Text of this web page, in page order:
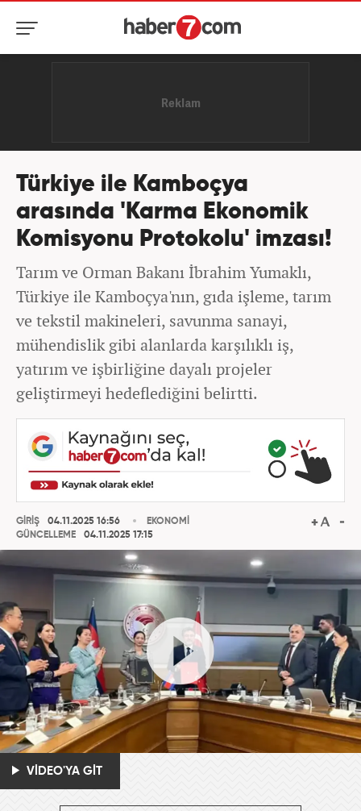
Türkiye ile Kamboçya
arasında 'Karma Ekonomik
Komisyonu Protokolu' imzası!
Tarım ve Orman Bakanı İbrahim Yumaklı,
Türkiye ile Kamboçya'nın, gıda işleme, tarım
ve tekstil makineleri, savunma sanayi,
mühendislik gibi alanlarda karşılıklı iş,
yatırım ve işbirliğine dayalı projeler
geliştirmeyi hedeflediğini belirtti.
GİRİŞ
04.11.2025 16:56
GÜNCELLEME
04.11.2025 17:15
EKONOMİ
VİDEO'YA GİT